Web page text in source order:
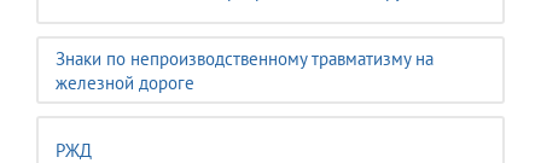
Знаки по непроизводственному травматизму на
железной дороге
РЖД